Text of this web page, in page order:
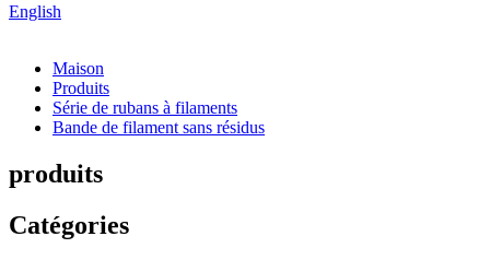
English
Maison
Produits
Série de rubans à filaments
Bande de filament sans résidus
produits
Catégories